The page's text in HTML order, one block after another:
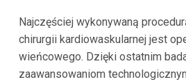
Najczęściej wykonywaną
chirurgii kardiowaskularnej jest
wieńcowego. Dzięki ostatnim
zaawansowaniom